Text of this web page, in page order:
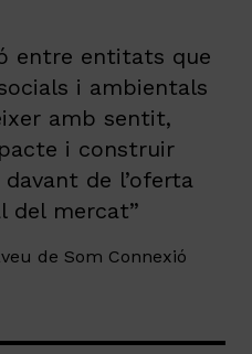
entre entitats que
i ambientals
amb sentit,
i construir
de l’oferta
del mercat”
de Som Connexió